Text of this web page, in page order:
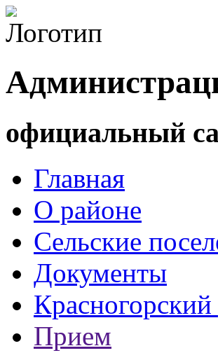
официальный
Главная
О районе
Сельские
Документы
Прием